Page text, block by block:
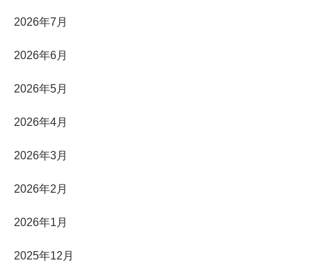
2026年7月
2026年6月
2026年5月
2026年4月
2026年3月
2026年2月
2026年1月
2025年12月